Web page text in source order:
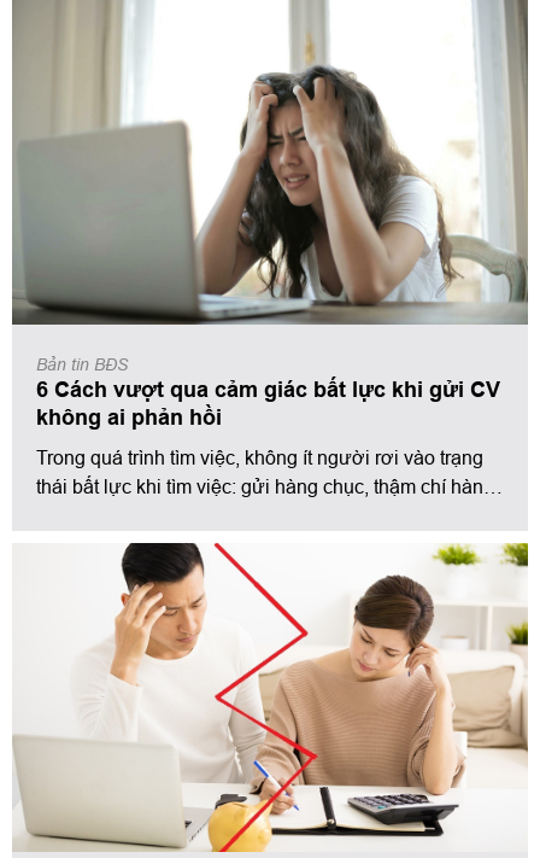
trực tiếp đến hành vi, thái độ và kết quả tìm việc.
Bản tin BĐS
6 Cách vượt qua cảm giác bất lực khi gửi CV
không ai phản hồi
Trong quá trình tìm việc, không ít người rơi vào trạng
thái bất lực khi tìm việc: gửi hàng chục, thậm chí hàng
Không email phản hồi, không cuộc gọi phỏng vấn,
không lời từ chối rõ ràng. Lâu dần, sự im lặng đó
không chỉ khiến bạn nghi ngờ năng lực bản thân mà
còn bào mòn niềm tin, động lực và hy vọng.